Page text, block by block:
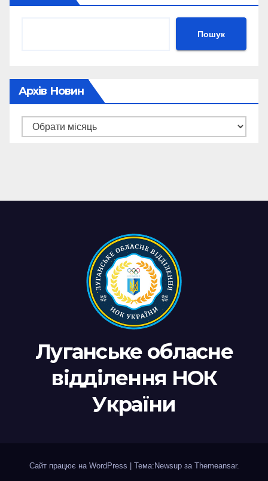
Пошук
Архів Новин
Архів
Луганське обласне
відділення НОК
України
Сайт працює на WordPress Тема:Newsup за Themeansar.